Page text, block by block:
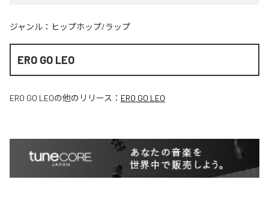
ジャンル： ヒップホップ/ラップ
ERO GO LEO
ERO GO LEOの他のリリース： ERO GO LEO